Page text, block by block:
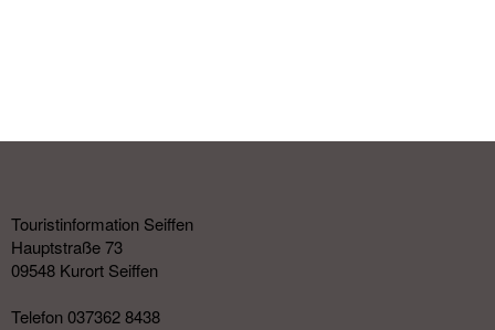
Touristinformation Seiffen
Hauptstraße 73
09548 Kurort Seiffen
Telefon 037362 8438